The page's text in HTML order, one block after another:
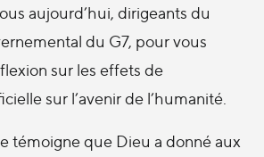
aujourd’hui, dirigeants du
du G7, pour vous
sur les effets de
sur l’avenir de l’humanité.
témoigne que Dieu a donné aux